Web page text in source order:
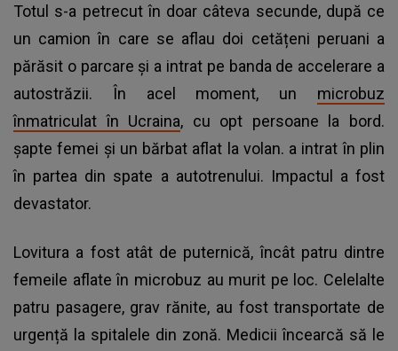
Totul s-a petrecut în doar câteva secunde, după ce
un camion în care se aflau doi cetățeni peruani a
părăsit o parcare și a intrat pe banda de accelerare a
autostrăzii. În acel moment, un microbuz
înmatriculat în Ucraina, cu opt persoane la bord.
șapte femei și un bărbat aflat la volan. a intrat în plin
în partea din spate a autotrenului. Impactul a fost
devastator.
Lovitura a fost atât de puternică, încât patru dintre
femeile aflate în microbuz au murit pe loc. Celelalte
patru pasagere, grav rănite, au fost transportate de
urgență la spitalele din zonă. Medicii încearcă să le